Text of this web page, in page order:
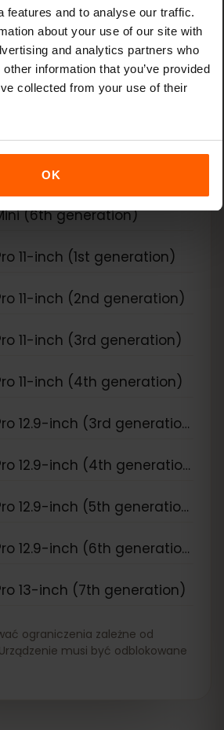
features and to analyse our traffic.
about your use of our site with
and analytics partners who
information that you’ve provided
collected from your use of their
OK
(3rd generation)
(4th generation)
(5th generation)
(5th generation)
(6th generation)
11-inch (1st generation)
11-inch (2nd generation)
11-inch (3rd generation)
11-inch (4th generation)
Apple iPad Pro 12.9-inch (3rd generation)
Apple iPad Pro 12.9-inch (4th generation)
Apple iPad Pro 12.9-inch (5th generation)
Apple iPad Pro 12.9-inch (6th generation)
13-inch (7th generation)
ograniczenia zależne od
musi być odblokowane